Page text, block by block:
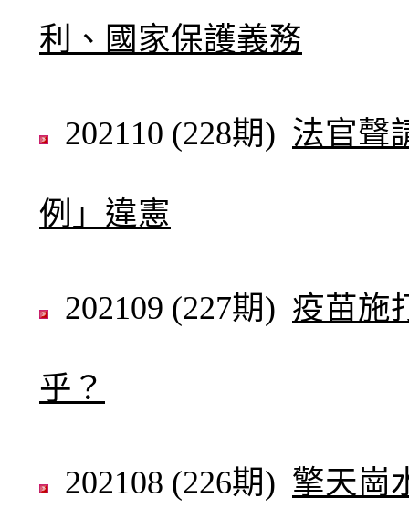
利、國家保護義務
202110 (228期) 法官聲
例」違憲
202109 (227期) 疫苗施
乎？
202108 (226期) 擎天崗